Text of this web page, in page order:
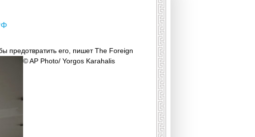
предотвратить его, пишет The Foreign
© AP Photo/ Yorgos Karahalis